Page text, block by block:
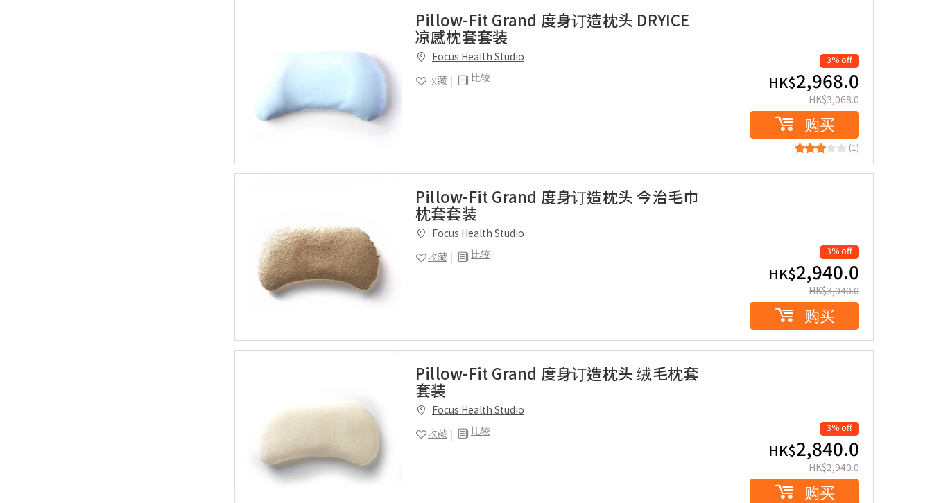
Pillow-Fit Grand 度身订造枕头 DRYICE
凉感枕套套装
Focus Health Studio
比较
收藏
3% off
HK$2,968.0
HK$3,068.0
购买
(1)
Pillow-Fit Grand 度身订造枕头 今治毛巾
枕套套装
Focus Health Studio
比较
收藏 3% off
HK$2,940.0
HK$3,040.0
购买
Pillow-Fit Grand 度身订造枕头 绒毛枕套
套装
Focus Health Studio
比较
收藏 3% off
HK$2,840.0
HK$2,940.0
购买